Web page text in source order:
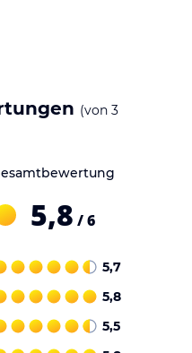
(von 3
5,8 / 6
5,7
5,8
5,5